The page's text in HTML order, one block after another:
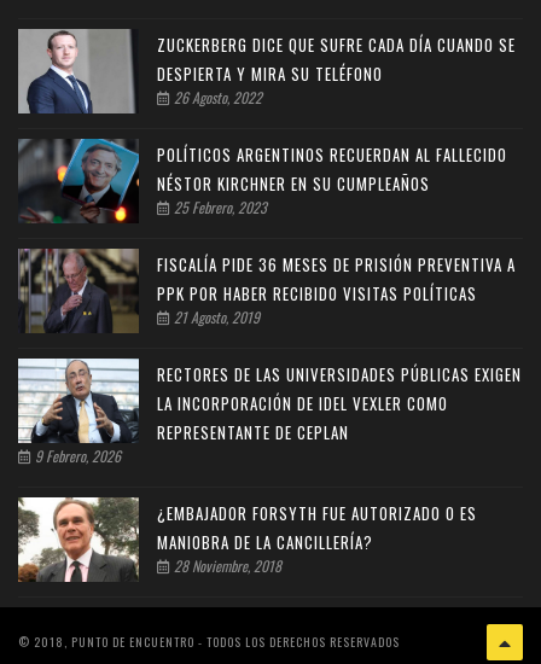
ZUCKERBERG DICE QUE SUFRE CADA DÍA CUANDO SE
DESPIERTA Y MIRA SU TELÉFONO
26 Agosto, 2022
POLÍTICOS ARGENTINOS RECUERDAN AL FALLECIDO
NÉSTOR KIRCHNER EN SU CUMPLEAÑOS
25 Febrero, 2023
FISCALÍA PIDE 36 MESES DE PRISIÓN PREVENTIVA A
PPK POR HABER RECIBIDO VISITAS POLÍTICAS
21 Agosto, 2019
RECTORES DE LAS UNIVERSIDADES PÚBLICAS EXIGEN
LA INCORPORACIÓN DE IDEL VEXLER COMO
REPRESENTANTE DE CEPLAN
9 Febrero, 2026
¿EMBAJADOR FORSYTH FUE AUTORIZADO O ES
MANIOBRA DE LA CANCILLERÍA?
28 Noviembre, 2018
© 2018, PUNTO DE ENCUENTRO - TODOS LOS DERECHOS RESERVADOS